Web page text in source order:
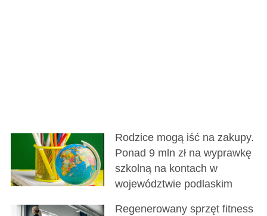
Rodzice mogą iść na zakupy.
Ponad 9 mln zł na wyprawkę
szkolną na kontach w
województwie podlaskim
Regenerowany sprzęt fitness